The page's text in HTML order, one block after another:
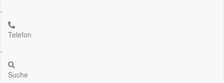
.
Telefon
.
Suche